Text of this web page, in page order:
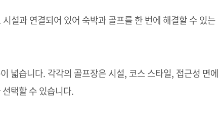
설과 연결되어 있어 숙박과 골프를 한 번에 해결할 수 있는
넓습니다. 각각의 골프장은 시설, 코스 스타일, 접근성 면에
택할 수 있습니다.